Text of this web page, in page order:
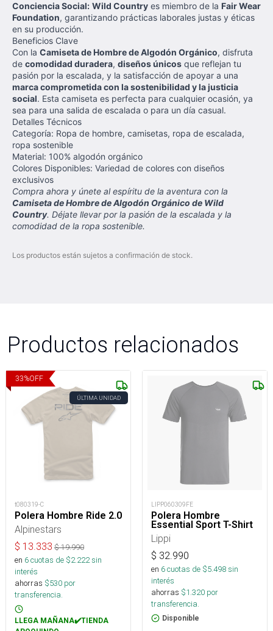
Conciencia Social: Wild Country es miembro de la Fair Wear
Foundation, garantizando prácticas laborales justas y éticas
en su producción.
Beneficios Clave
Con la Camiseta de Hombre de Algodón Orgánico, disfruta
de comodidad duradera, diseños únicos que reflejan tu
pasión por la escalada, y la satisfacción de apoyar a una
marca comprometida con la sostenibilidad y la justicia
social. Esta camiseta es perfecta para cualquier ocasión, ya
sea para una salida de escalada o para un día casual.
Detalles Técnicos
Categoría: Ropa de hombre, camisetas, ropa de escalada,
ropa sostenible
Material: 100% algodón orgánico
Colores Disponibles: Variedad de colores con diseños
exclusivos
Compra ahora y únete al espíritu de la aventura con la
Camiseta de Hombre de Algodón Orgánico de Wild
Country. Déjate llevar por la pasión de la escalada y la
comodidad de la ropa sostenible.
Los productos están sujetos a confirmación de stock.
Productos relacionados
33%OFF
ÚLTIMA UNIDAD
t080319-C
Polera Hombre Ride 2.0
Alpinestars
$ 13.333 $19.990
en 6cuotas de $2.222sin
interés
ahorras $530 por
transferencia.
LLEGA MAÑANA✔️TIENDA
LIPP060309FE
Polera Hombre
Essential Sport T-Shirt
Lippi
$ 32.990
en 6cuotas de $5.498sin
interés
ahorras $1.320 por
transferencia.
Disponible